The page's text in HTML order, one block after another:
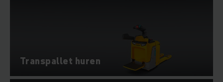
Transpallet huren